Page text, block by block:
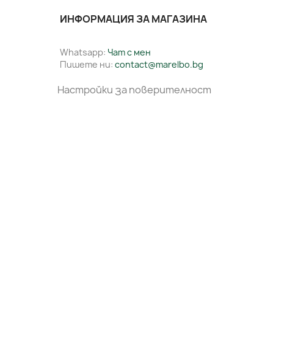
ИНФОРМАЦИЯ ЗА МАГАЗИНА
Whatsapp: Чат с мен
Пишете ни: contact@marelbo.bg
Настройки за поверителност